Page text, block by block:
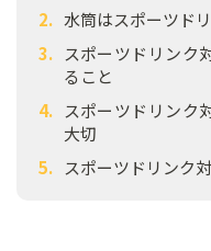
水筒はスポーツド
スポーツドリンク
ること
スポーツドリンク
大切
スポーツドリンク